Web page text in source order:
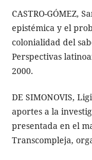
CASTRO-GÓMEZ,
epistémica y el
colonialidad del
Perspectivas
2000.
DE SIMONOVIS,
aportes a la
presentada en el
Transcompleja,